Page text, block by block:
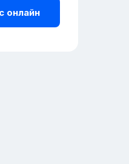
онлайн